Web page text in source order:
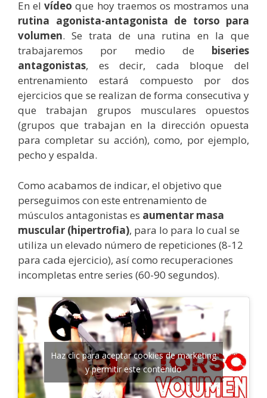
En elvídeo que hoy traemos os mostramos una
rutina agonista-antagonista de torso para
volumen. Se trata de una rutina en la que
trabajaremos por medio de biseries
antagonistas, es decir, cada bloque del
entrenamiento estará compuesto por dos
ejercicios que se realizan de forma consecutiva y
que trabajan grupos musculares opuestos
(grupos que trabajan en la dirección opuesta
para completar su acción), como, por ejemplo,
pecho y espalda.
Como acabamos de indicar, el objetivo que
perseguimos con este entrenamiento de
músculos antagonistas es aumentar masa
muscular (hipertrofia), para lo para lo cual se
utiliza un elevado número de repeticiones (8-12
para cada ejercicio), así como recuperaciones
incompletas entre series (60-90 segundos).
Haz clic para aceptar cookies de marketing
y permitir este contenido